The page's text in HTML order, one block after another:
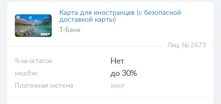
Карта для иностранцев (с безопасной
доставкой карты)
Т-Банк
Лиц. № 2673
% на остаток Нет
кешбэк до 30%
Платежная система